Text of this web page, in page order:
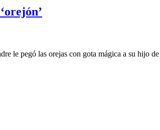
le pegó las orejas con gota mágica a su hijo